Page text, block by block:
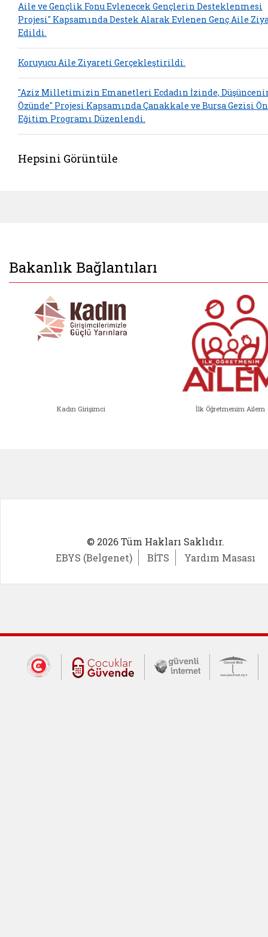
Aile ve Gençlik Fonu Evlenecek Gençlerin Desteklenmesi
Projesi" Kapsamında Destek Alarak Evlenen Genç Aile
Edildi.
Koruyucu Aile Ziyareti Gerçekleştirildi.
"Aziz Milletimizin Emanetleri Ecdadın İzinde,
Özünde" Projesi Kapsamında Çanakkale ve Bursa Gezisi
Eğitim Programı Düzenlendi.
Hepsini Görüntüle
Bakanlık Bağlantıları
Kadın Girişimci İlk Öğretmenim Ailem
© 2026 Tüm Hakları Saklıdır.
EBYS (Belgenet)
BİTS Yardım Masası
Dış Bağlantılar
Cumhurbaşkanlığı İletişim Merkezi
Çocuklar Güvende (yeni
Güvenli